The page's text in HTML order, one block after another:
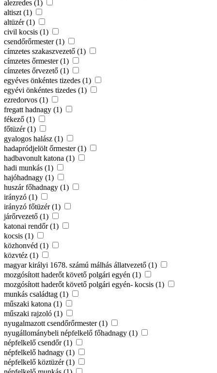
alezredes (1)
altiszt (1)
altüzér (1)
civil kocsis (1)
csendőrőrmester (1)
címzetes szakaszvezető (1)
címzetes őrmester (1)
címzetes őrvezető (1)
egyéves önkéntes tizedes (1)
egyévi önkéntes tizedes (1)
ezredorvos (1)
fregatt hadnagy (1)
fékező (1)
főtüzér (1)
gyalogos halász (1)
hadapródjelölt őrmester (1)
hadbavonult katona (1)
hadi munkás (1)
hajóhadnagy (1)
huszár főhadnagy (1)
irányzó (1)
irányzó főtüzér (1)
járőrvezető (1)
katonai rendőr (1)
kocsis (1)
közhonvéd (1)
közvtéz (1)
magyar királyi 1678. számú málhás állatvezető (1)
mozgósított haderőt követő polgári egyén (1)
mozgósított haderőt követő polgári egyén- kocsis (1)
munkás családtag (1)
műszaki katona (1)
műszaki rajzoló (1)
nyugalmazott csendőrőrmester (1)
nyugállománybeli népfelkelő főhadnagy (1)
népfelkelő csendőr (1)
népfelkelő hadnagy (1)
népfelkelő köztüzér (1)